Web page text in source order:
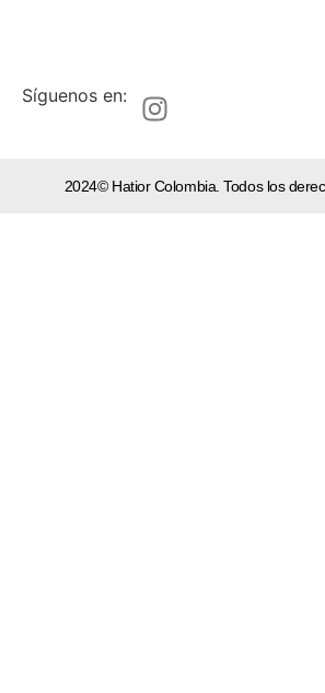
Síguenos en:
2024© Hatior Colombia. Todos los